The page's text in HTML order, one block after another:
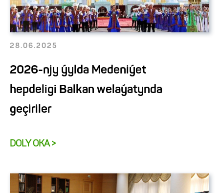
28.06.2025
2026-njy ýylda Medeniýet
hepdeligi Balkan welaýatynda
geçiriler
DOLY OKA >